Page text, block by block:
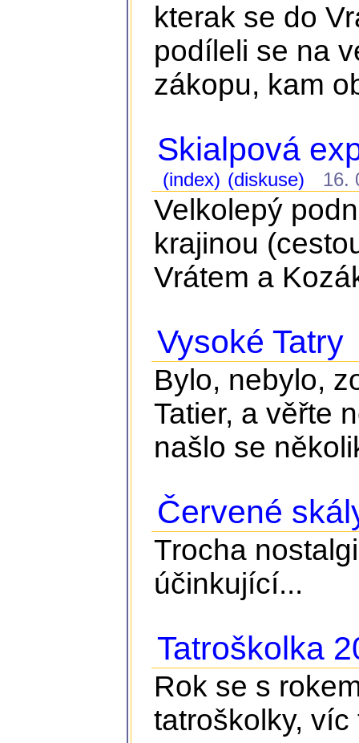
kterak se do
podíleli se na
zákopu, kam
Skialpová
(index) (diskuse) 16.
Velkolepý
krajinou
Vrátem a
Vysoké Tatry
Bylo, nebylo,
Tatier, a věřte
našlo se
Červené
Trocha
účinkující...
Tatroškolka
Rok se s
tatroškolky,